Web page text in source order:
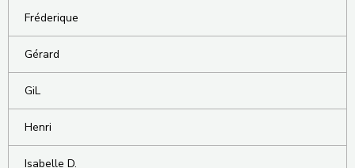
Fréderique
Gérard
GiL
Henri
Isabelle D.